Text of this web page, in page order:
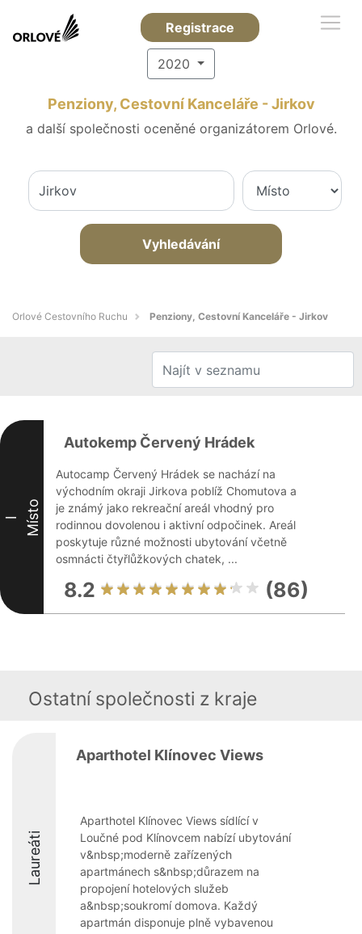
Registrace
2020
Penziony, Cestovní Kanceláře - Jirkov
a další společnosti oceněné organizátorem Orlové.
Vyhledávání
Orlové Cestovního Ruchu Penziony, Cestovní Kanceláře - Jirkov
I Místo
Autokemp Červený Hrádek
Autocamp Červený Hrádek se nachází na
východním okraji Jirkova poblíž Chomutova a
je známý jako rekreační areál vhodný pro
rodinnou dovolenou i aktivní odpočinek. Areál
poskytuje různé možnosti ubytování včetně
osmnácti čtyřlůžkových chatek, ...
8.2 (86)
Ostatní společnosti z kraje
Laureáti
Aparthotel Klínovec Views
Aparthotel Klínovec Views sídlící v
Loučné pod Klínovcem nabízí ubytování
v&nbsp;moderně zařízených
apartmánech s&nbsp;důrazem na
propojení hotelových služeb
a&nbsp;soukromí domova. Každý
apartmán disponuje plně vybavenou